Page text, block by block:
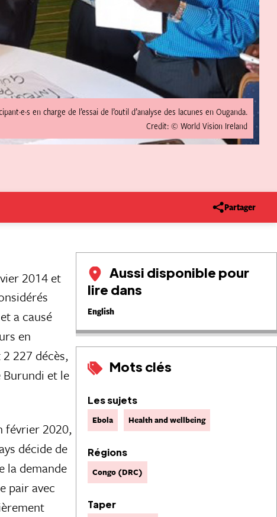
en charge de l’essai de l’outil d’analyse des lacunes en Ouganda.
Credit: © World Vision Ireland
Partager
Aussi disponible pour
lire dans
English
Mots clés
Les sujets
Ebola Health and wellbeing
Régions
Congo (DRC)
Taper
2014 et
a causé
en
227 décès,
Burundi et le
février 2020,
décide de
la demande
pair avec